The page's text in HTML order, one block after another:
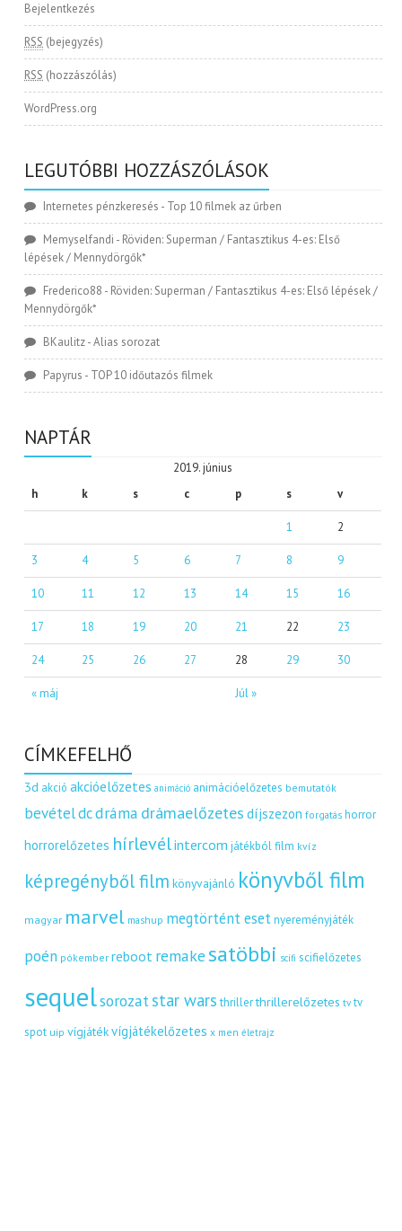
Bejelentkezés
RSS (bejegyzés)
RSS (hozzászólás)
WordPress.org
LEGUTÓBBI HOZZÁSZÓLÁSOK
Internetes pénzkeresés - Top 10 filmek az űrben
Memyselfandi - Röviden: Superman / Fantasztikus 4-es: Első
lépések / Mennydörgők*
Frederico88 - Röviden: Superman / Fantasztikus 4-es: Első lépések /
Mennydörgők*
BKaulitz-Alias sorozat
Papyrus - TOP 10 időutazós filmek
NAPTÁR
2019. június
h
k s c p s v
« máj Júl »
1 2
3 4 5 6 7 8 9
10 11 12 13 14 15 16
17 18 19 20 21 22 23
24 25 26 27 28 29 30
CÍMKEFELHŐ
3d akció akcióelőzetes animáció animációelőzetes bemutatók
bevételdcdráma drámaelőzetes díjszezon forgatás horror
horrorelőzetes hírlevélintercom játékból film kvíz
képregényből film könyvajánló könyvből film
magyar marvel mashup megtörtént eset nyereményjáték
poén pókember reboot remakesatöbbi scifi scifielőzetes
sequelsorozatstar wars thriller thrillerelőzetes tv tv
spot uip vígjátékvígjátékelőzetes x men életrajz